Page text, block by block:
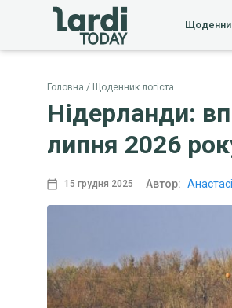
Головна Щоденник логіста
Нідерланди:
липня 2026
15 грудня 2025 Автор: